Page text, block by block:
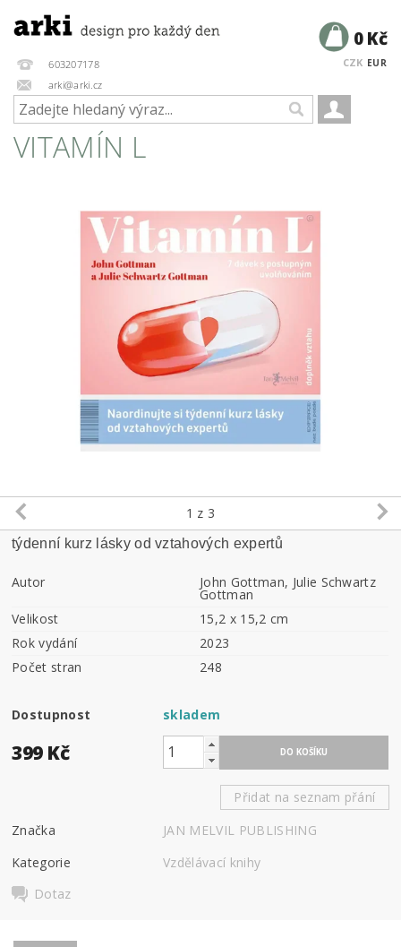
603207178
arki@arki.cz
CZK EUR
0 Kč
VITAMÍN L
1 z 3
týdenní kurz lásky od vztahových expertů
Autor John Gottman, Julie Schwartz
Gottman
Velikost
15,2 x 15,2 cm
Rok vydání
2023
Počet stran
248
Dostupnost skladem
399 Kč
Přidat na seznam přání
Značka
JAN MELVIL PUBLISHING
Kategorie
Vzdělávací knihy
Dotaz